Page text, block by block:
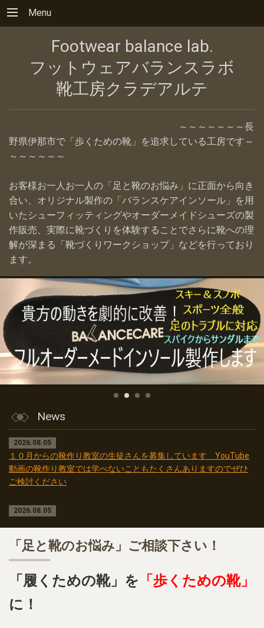
Menu
Footwear balance lab.
フットウェアバランスラボ
靴工房クラデアルテ
～～～～～～～長
野県伊那市で「歩くための靴」を追求している工房です～
～～～～～～
お客様お一人お一人の「足と靴のお悩み」に正面から向き
合い、オリジナル製作の「バランスケアインソール」を用
いたシューフィッティングやオーダーメイドシューズの製
作販売、実際に靴づくりを体験することでさらに靴への理
解が深まる「靴づくりワークショップ」などを行っており
ます。
News
2026.08.05
１０月からの靴作り教室の生徒さんを募集しています YouTube
動画の靴作り教室では学べないこともたくさんありますのでぜひ
ご検討ください
2026.08.05
皆様にお願いです。 物価上昇に伴い当店での業務に使用する材
えられるところまでは値上げはしたくありませんので、できまし
「足と靴のお悩み」ご相談下さい！
「履くための靴」を 「歩くための靴」
に！